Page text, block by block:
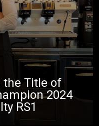
the Title of
2024
RS1